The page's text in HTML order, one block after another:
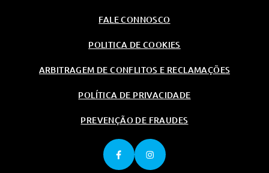
FALE CONNOSCO
POLITICA DE COOKIES
ARBITRAGEM DE CONFLITOS E RECLAMAÇÕES
POLÍTICA DE PRIVACIDADE
PREVENÇÃO DE FRAUDES